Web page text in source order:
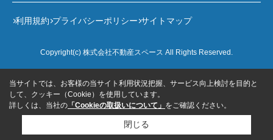
利用規約 プライバシーポリシー サイトマップ
Copyright(c) 株式会社不動産スペース All Rights Reserved.
当サイトでは、お客様の当サイト利用状況把握、サービス向上検討を目的と
して、クッキー（Cookie）を使用しています。
詳しくは、当社の 「Cookieの取扱いについて」 をご確認ください。
閉じる